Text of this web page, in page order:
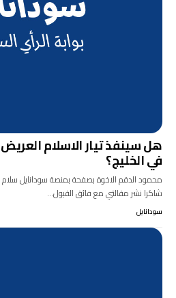
هل سينفذ تيار الاسلام
في الخليج؟
محمود الدقم الاخوة بصفحة بمنصة سودانايل
شاكرا نشر مقالتي مع فائق القبول…
سودانايل